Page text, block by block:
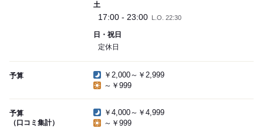
土
17:00 - 23:00 L.O. 22:30
日・祝日
定休日
予算
￥2,000～￥2,999
～￥999
予算
（口コミ集計）
￥4,000～￥4,999
～￥999